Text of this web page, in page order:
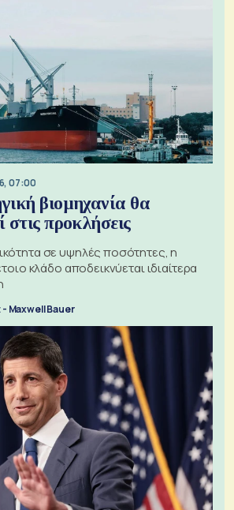
07:00
βιομηχανία θα
στις προκλήσεις
σε υψηλές ποσότητες, η
κλάδο αποδεικνύεται ιδιαίτερα
Maxwell Bauer